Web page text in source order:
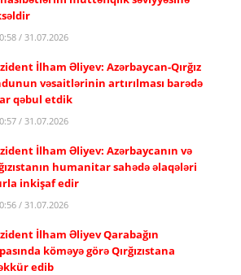
/ 31.07.2026
İlham Əliyev: Azərbaycan-Qırğız
vəsaitlərinin artırılması barədə
qəbul etdik
/ 31.07.2026
İlham Əliyev: Azərbaycanın və
humanitar sahədə əlaqələri
inkişaf edir
/ 31.07.2026
İlham Əliyev Qarabağın
köməyə görə Qırğızıstana
edib